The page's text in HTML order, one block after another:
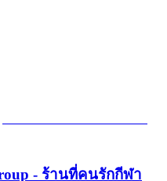
- ร้านที่คนรักกีฬา